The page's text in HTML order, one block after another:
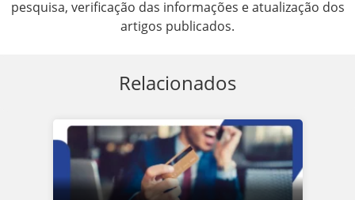
pesquisa, verificação das informações e atualização dos
artigos publicados.
Relacionados